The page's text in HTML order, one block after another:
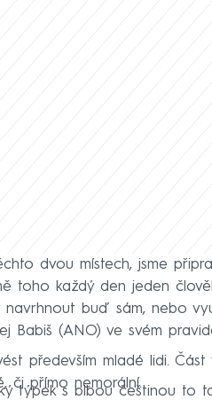
dvou místech, jsme
toho každý den jeden
buď sám, nebo
Babiš (ANO) ve svém
především mladé lidi. Část
či přímo nemorální.
týpek s blbou češtinou to